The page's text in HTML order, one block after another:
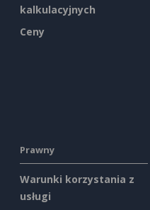
kalkulacyjnych
Ceny
Prawny
Warunki korzystania z
usługi